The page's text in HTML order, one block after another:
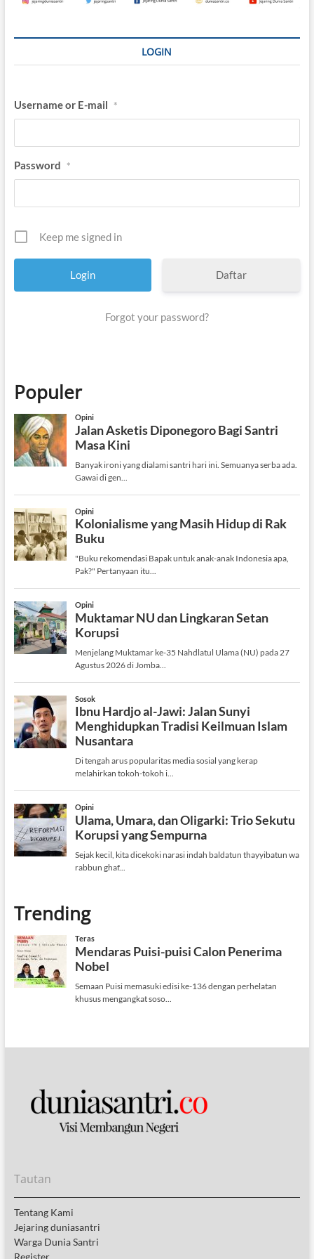
LOGIN
Username or E-mail *
Password *
Keep me signed in
Daftar
Forgot your password?
Populer
Trending
Tautan
Tentang Kami
Jejaring duniasantri
Warga Dunia Santri